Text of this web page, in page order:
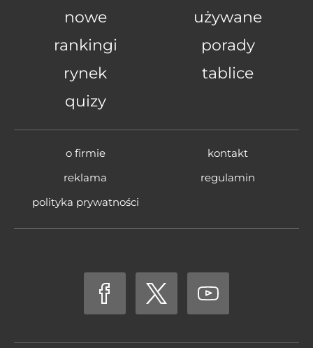
nowe
używane
rankingi
porady
rynek
tablice
quizy
o firmie
kontakt
reklama
regulamin
polityka prywatności